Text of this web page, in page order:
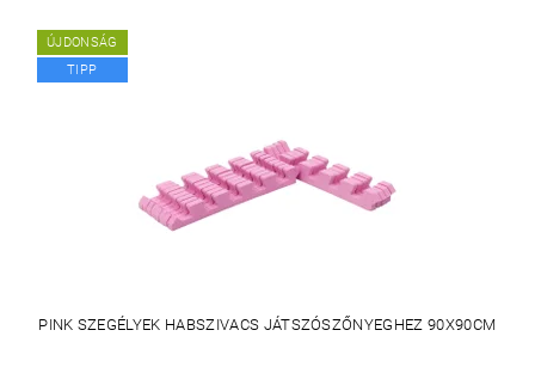
ÚJDONSÁG
TIPP
PINK SZEGÉLYEK HABSZIVACS JÁTSZÓSZŐNYEGHEZ 90X90CM